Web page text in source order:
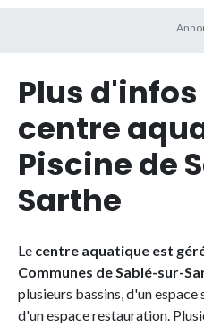
Plus
centre
Piscine de
Sarthe
Le centre aquatique est
Communes de Sablé-sur-
plusieurs bassins, d'un
d'un espace restauration.